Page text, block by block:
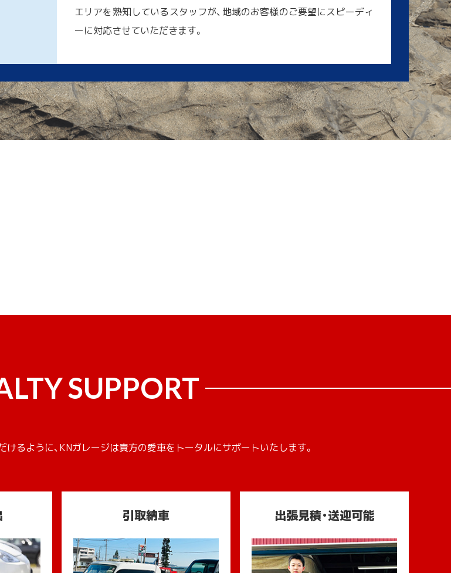
エリアを熟知しているスタッフが、地域のお客様のご要望にスピーディ
ーに対応させていただきます。
SUPPORT
るように、KNガレージは貴方の愛車をトータルにサポートいたします。
引取納車 出張見積・送迎可能